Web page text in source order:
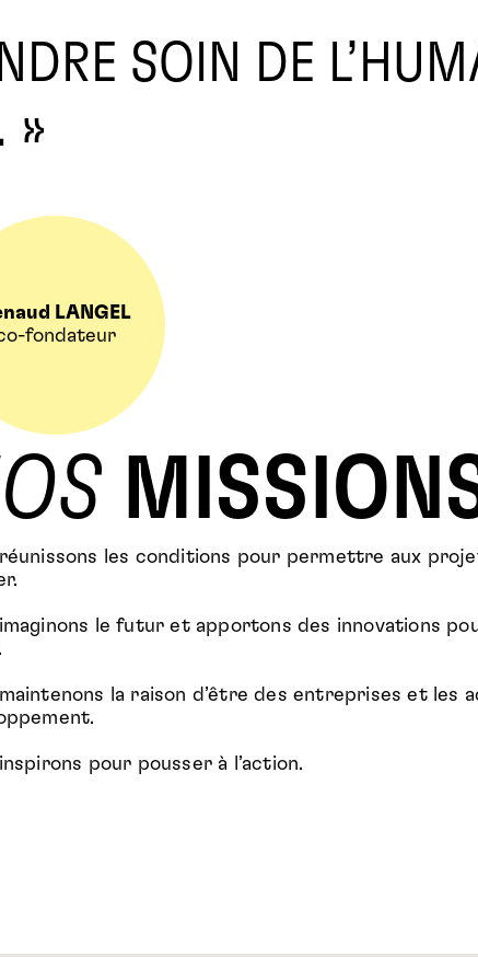
SOIN DE
»
LANGEL
fondateur
réunissons les conditions pour permettre aux
le futur et apportons des innovations
la raison d’être des entreprises et les
pour pousser à l’action.